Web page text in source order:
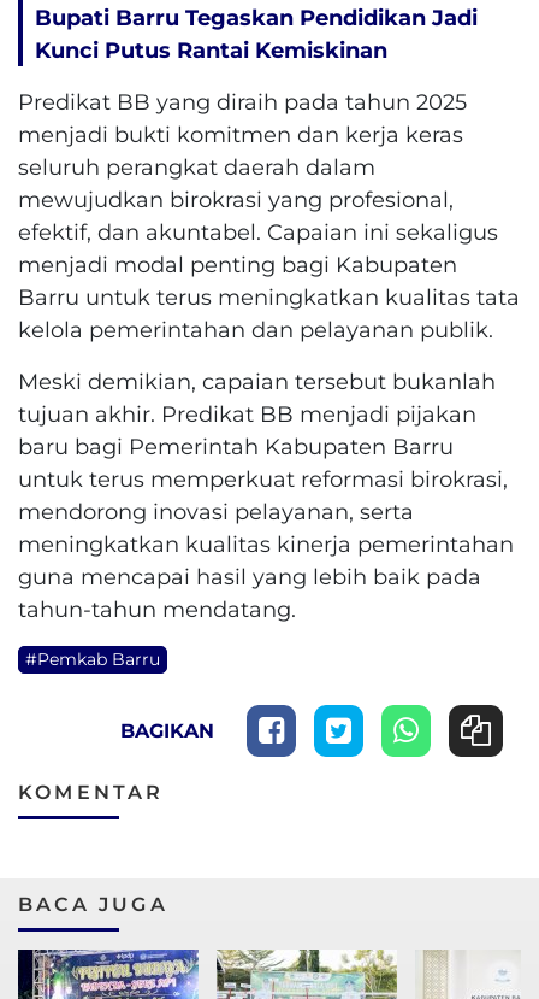
Bupati Barru Tegaskan Pendidikan Jadi
Kunci Putus Rantai Kemiskinan
Predikat BB yang diraih pada tahun 2025
menjadi bukti komitmen dan kerja keras
seluruh perangkat daerah dalam
mewujudkan birokrasi yang profesional,
efektif, dan akuntabel. Capaian ini sekaligus
menjadi modal penting bagi Kabupaten
Barru untuk terus meningkatkan kualitas tata
kelola pemerintahan dan pelayanan publik.
Meski demikian, capaian tersebut bukanlah
tujuan akhir. Predikat BB menjadi pijakan
baru bagi Pemerintah Kabupaten Barru
untuk terus memperkuat reformasi birokrasi,
mendorong inovasi pelayanan, serta
meningkatkan kualitas kinerja pemerintahan
guna mencapai hasil yang lebih baik pada
tahun-tahun mendatang.
#Pemkab Barru
BAGIKAN
KOMENTAR
BACA JUGA